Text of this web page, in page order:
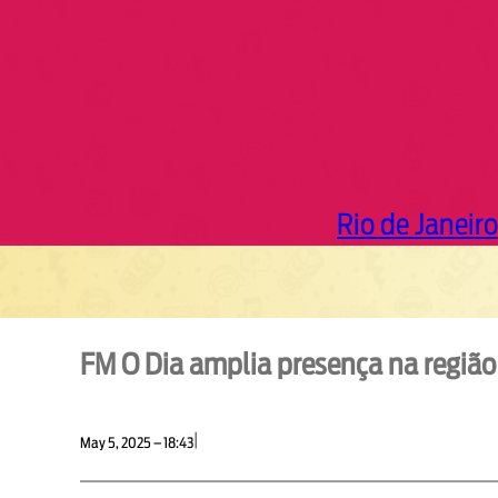
Rio de Janeiro
FM O Dia amplia presença na
May 5, 2025 – 18:43